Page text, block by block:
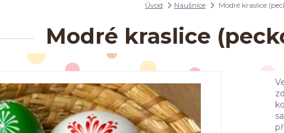
Úvod Náušnice Modré kraslice
Modré kraslice